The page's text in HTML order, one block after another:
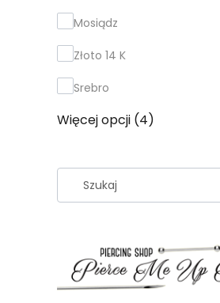
Mosiądz
Złoto 14 K
Srebro
Więcej opcji (4)